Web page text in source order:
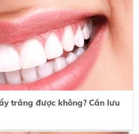
trắng được không? Cần lưu